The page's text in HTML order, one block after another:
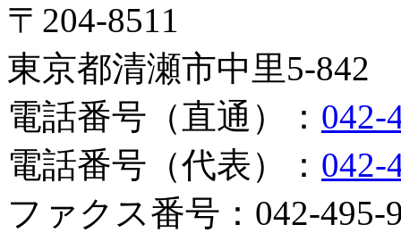
〒204-8511
東京都清瀬市中里5-842
電話番号（直通）： 042-
電話番号（代表）： 042-
ファクス番号：042-495-